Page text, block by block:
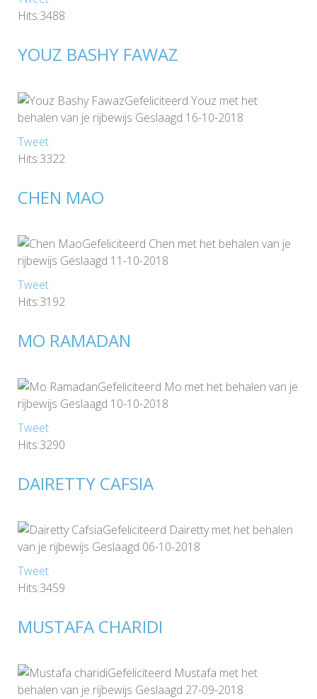
Hits:3488
YOUZ BASHY FAWAZ
Gefeliciteerd Youz met het
behalen van je rijbewijs Geslaagd 16-10-2018
Tweet
Hits:3322
CHEN MAO
Gefeliciteerd Chen met het behalen van je
rijbewijs Geslaagd 11-10-2018
Tweet
Hits:3192
MO RAMADAN
Gefeliciteerd Mo met het behalen van je
rijbewijs Geslaagd 10-10-2018
Tweet
Hits:3290
DAIRETTY CAFSIA
Gefeliciteerd Dairetty met het behalen
van je rijbewijs Geslaagd 06-10-2018
Tweet
Hits:3459
MUSTAFA CHARIDI
Gefeliciteerd Mustafa met het
behalen van je rijbewijs Geslaagd 27-09-2018